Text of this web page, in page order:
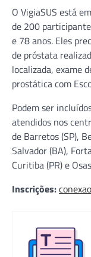
O VigiaSUS está
de 200
e 78 anos. Eles
de próstata
localizada, exame
prostática com
Podem ser
atendidos nos
de Barretos (SP),
Salvador (BA),
Curitiba (PR) e
Inscrições: